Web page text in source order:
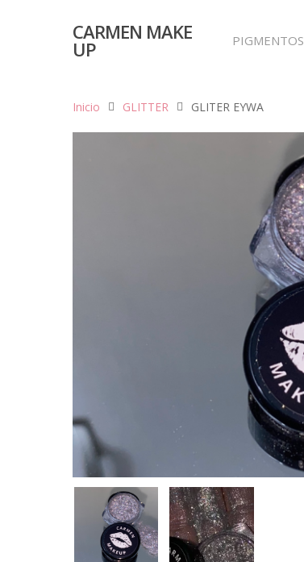
Hit enter to search or ESC to close
CARMEN MAKE
UP PIGMENTOS
Inicio GLITTER GLITER EYWA